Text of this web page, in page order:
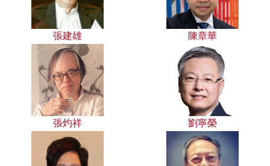
張建雄 陳章華
張灼祥 劉寧榮